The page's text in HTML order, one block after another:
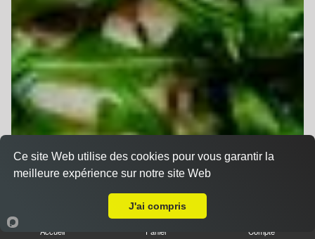
Accueil Panier Compte
Ce site Web utilise des cookies pour vous garantir la
meilleure expérience sur notre site Web
J'ai compris